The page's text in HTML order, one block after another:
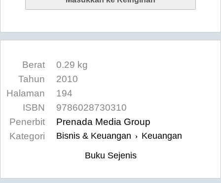
Berat
0.29 kg
Tahun
2010
Halaman
194
ISBN
9786028730310
Penerbit
Prenada Media Group
Kategori
Bisnis & Keuangan › Keuangan
Buku Sejenis